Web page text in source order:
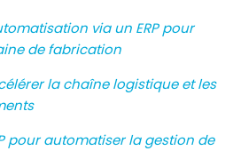
via un ERP pour
de fabrication
la chaîne logistique et les
pour automatiser la gestion de